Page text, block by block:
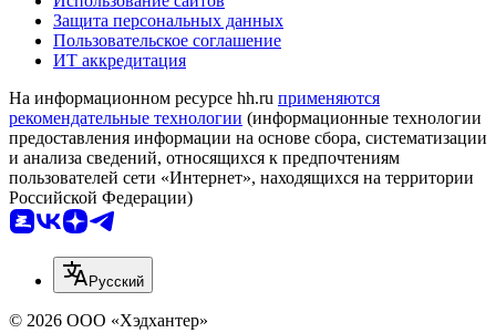
Защита персональных данных
Пользовательское соглашение
ИТ аккредитация
На информационном ресурсе hh.ru применяются
рекомендательные технологии (информационные технологии
предоставления информации на основе сбора, систематизации
и анализа сведений, относящихся к предпочтениям
пользователей сети «Интернет», находящихся на территории
Российской Федерации)
Русский
© 2026 ООО «Хэдхантер»